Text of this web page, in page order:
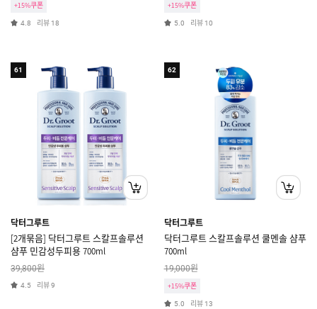
+15%쿠폰
4.8 리뷰 18
+15%쿠폰
5.0 리뷰 10
61
닥터그루트
[2개묶음] 닥터그루트 스칼프솔루션
샴푸 민감성두피용 700ml
39,800원
4.5 리뷰9
62
닥터그루트
닥터그루트 스칼프솔루션 쿨멘솔 샴푸
700ml
19,000원
+15%쿠폰
5.0 리뷰 13